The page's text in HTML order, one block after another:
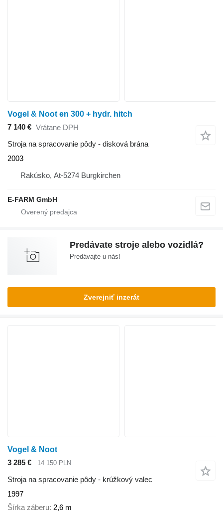
Vogel & Noot en 300 + hydr. hitch
7 140 € Vrátane DPH
Stroja na spracovanie pôdy - disková brána
2003
Rakúsko, At-5274 Burgkirchen
E-FARM GmbH
Predávate stroje alebo vozidlá?
Predávajte u nás!
Zverejniť inzerát
Vogel & Noot
3 285 €
14 150 PLN
Stroja na spracovanie pôdy - krúžkový valec
1997
Šírka záberu 2,6 m